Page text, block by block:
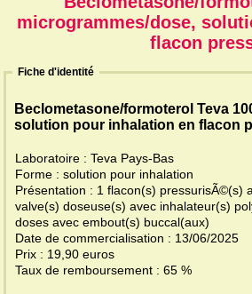
microgrammes/dose,
flacon
Fiche d'identité
Beclometasone/formoterol Teva
solution pour inhalation en flacon
Laboratoire : Teva Pays-Bas
Forme : solution pour inhalation
Présentation : 1 flacon(s) pressurisÃ©(s)
valve(s) doseuse(s) avec inhalateur(s)
doses avec embout(s) buccal(aux)
Date de commercialisation : 13/06/2025
Prix : 19,90 euros
Taux de remboursement : 65 %